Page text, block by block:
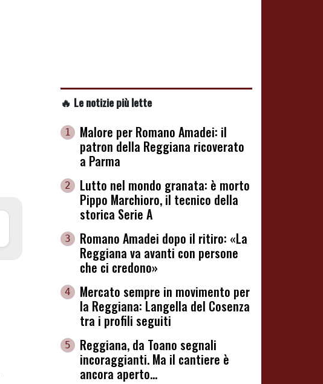
🔥 Le notizie più lette
1
Malore per Romano Amadei: il
patron della Reggiana ricoverato
a Parma
2
Lutto nel mondo granata: è morto
Pippo Marchioro, il tecnico della
storica Serie A
3
Romano Amadei dopo il ritiro: «La
Reggiana va avanti con persone
che ci credono»
4
Mercato sempre in movimento per
la Reggiana: Langella del Cosenza
tra i profili seguiti
5
Reggiana, da Toano segnali
incoraggianti. Ma il cantiere è
ancora aperto...